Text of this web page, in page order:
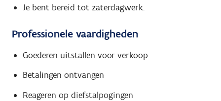
Je bent bereid tot zaterdagwerk.
Professionele vaardigheden
Goederen uitstallen voor verkoop
Betalingen ontvangen
Reageren op diefstalpogingen